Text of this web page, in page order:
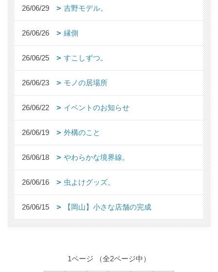
26/06/29 吉野モデル。
26/06/26 縁側
26/06/25 すこしずつ。
26/06/23 モノの居場所
26/06/22 イベントのお知らせ
26/06/19 外構のこと
26/06/18 やわらかな境界線。
26/06/16 虫よけグッズ。
26/06/15 【岡山】小さな店舗の完成
1ページ （全2ページ中）